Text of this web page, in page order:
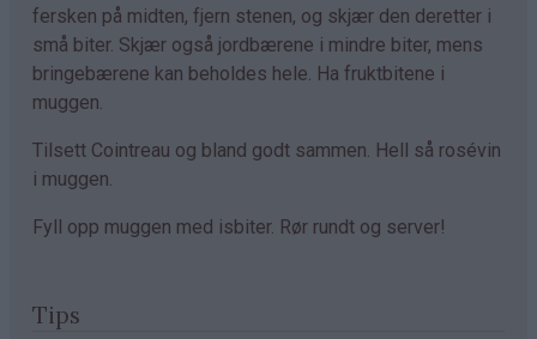
fersken på midten, fjern stenen, og skjær den deretter i
små biter. Skjær også jordbærene i mindre biter, mens
bringebærene kan beholdes hele. Ha fruktbitene i
muggen.
Tilsett Cointreau og bland godt sammen. Hell så rosévin
i muggen.
Fyll opp muggen med isbiter. Rør rundt og server!
Tips